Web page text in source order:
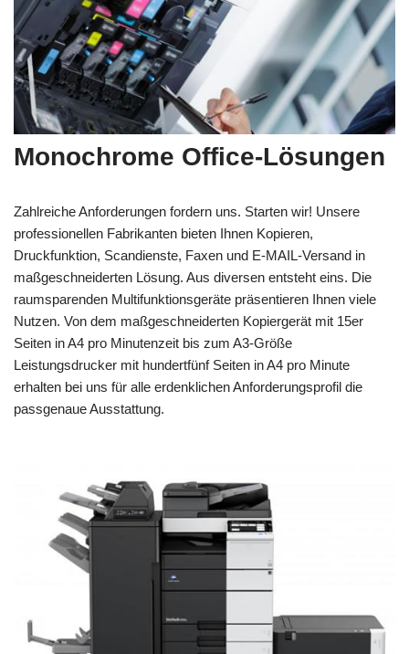
Monochrome Office-Lösungen
Zahlreiche Anforderungen fordern uns. Starten wir! Unsere
professionellen Fabrikanten bieten Ihnen Kopieren,
Druckfunktion, Scandienste, Faxen und E-MAIL-Versand in
maßgeschneiderten Lösung. Aus diversen entsteht eins. Die
raumsparenden Multifunktionsgeräte präsentieren Ihnen viele
Nutzen. Von dem maßgeschneiderten Kopiergerät mit 15er
Seiten in A4 pro Minutenzeit bis zum A3-Größe
Leistungsdrucker mit hundertfünf Seiten in A4 pro Minute
erhalten bei uns für alle erdenklichen Anforderungsprofil die
passgenaue Ausstattung.